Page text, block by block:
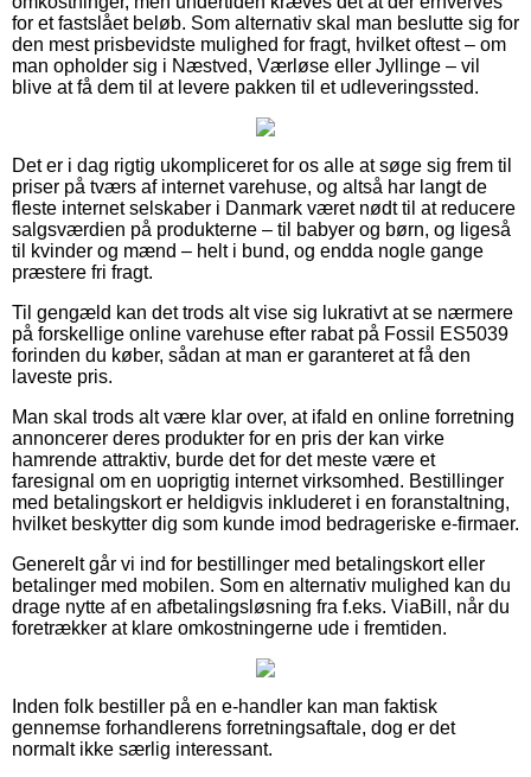
for et fastslået beløb. Som alternativ skal man beslutte sig for
den mest prisbevidste mulighed for fragt, hvilket oftest – om
man opholder sig i Næstved, Værløse eller Jyllinge – vil
blive at få dem til at levere pakken til et udleveringssted.
Det er i dag rigtig ukompliceret for os alle at søge sig frem til
priser på tværs af internet varehuse, og altså har langt de
fleste internet selskaber i Danmark været nødt til at reducere
salgsværdien på produkterne – til babyer og børn, og ligeså
til kvinder og mænd – helt i bund, og endda nogle gange
præstere fri fragt.
Til gengæld kan det trods alt vise sig lukrativt at se nærmere
på forskellige online varehuse efter rabat på Fossil ES5039
forinden du køber, sådan at man er garanteret at få den
laveste pris.
Man skal trods alt være klar over, at ifald en online forretning
annoncerer deres produkter for en pris der kan virke
hamrende attraktiv, burde det for det meste være et
faresignal om en uoprigtig internet virksomhed. Bestillinger
med betalingskort er heldigvis inkluderet i en foranstaltning,
hvilket beskytter dig som kunde imod bedrageriske e-firmaer.
Generelt går vi ind for bestillinger med betalingskort eller
betalinger med mobilen. Som en alternativ mulighed kan du
drage nytte af en afbetalingsløsning fra f.eks. ViaBill, når du
foretrækker at klare omkostningerne ude i fremtiden.
Inden folk bestiller på en e-handler kan man faktisk
gennemse forhandlerens forretningsaftale, dog er det
normalt ikke særlig interessant.